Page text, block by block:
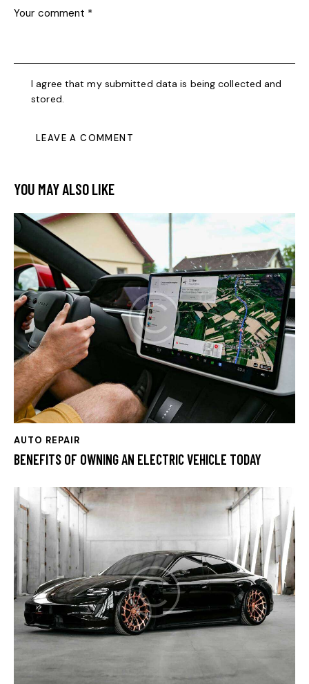
I agree that my submitted data is being collected and
stored.
YOU MAY ALSO LIKE
AUTO REPAIR
BENEFITS OF OWNING AN ELECTRIC VEHICLE TODAY